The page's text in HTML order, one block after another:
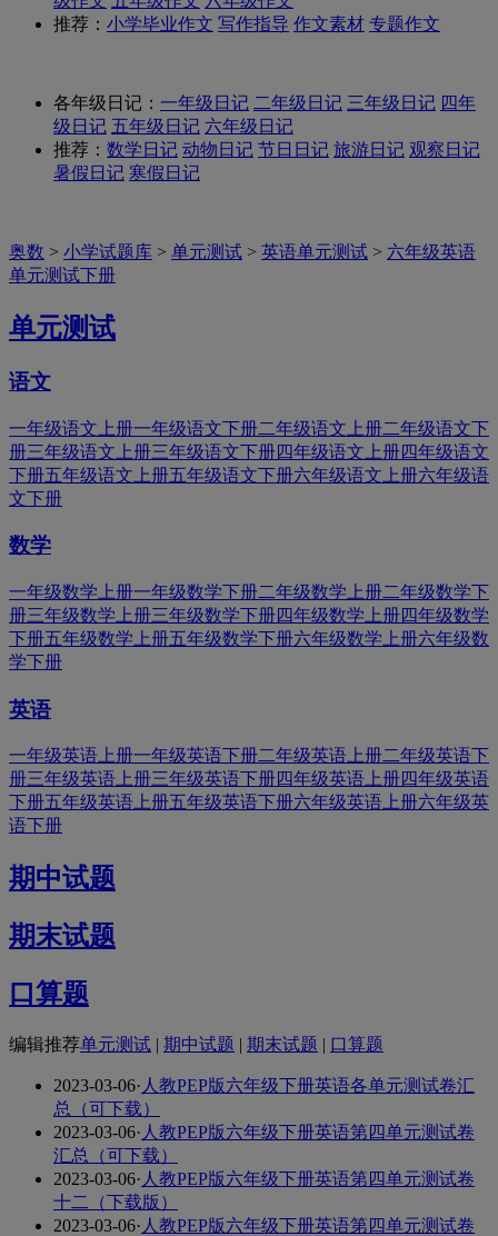
推荐： 小学毕业作文 写作指导 作文素材 专题作文
各年级日记： 一年级日记 二年级日记 三年级日记 四年
级日记 五年级日记 六年级日记
推荐： 数学日记 动物日记 节日日记 旅游日记 观察日记
暑假日记 寒假日记
奥数 > 小学试题库 > 单元测试 > 英语单元测试 > 六年级英语
单元测试下册
单元测试
语文
一年级语文上册一年级语文下册二年级语文上册二年级语文下
册三年级语文上册三年级语文下册四年级语文上册四年级语文
下册五年级语文上册五年级语文下册六年级语文上册六年级语
文下册
数学
一年级数学上册一年级数学下册二年级数学上册二年级数学下
册三年级数学上册三年级数学下册四年级数学上册四年级数学
下册五年级数学上册五年级数学下册六年级数学上册六年级数
学下册
英语
一年级英语上册一年级英语下册二年级英语上册二年级英语下
册三年级英语上册三年级英语下册四年级英语上册四年级英语
下册五年级英语上册五年级英语下册六年级英语上册六年级英
语下册
期中试题
期末试题
口算题
编辑推荐单元测试 | 期中试题 | 期末试题 | 口算题
2023-03-06· 人教PEP版六年级下册英语各单元测试卷汇
总（可下载）
2023-03-06· 人教PEP版六年级下册英语第四单元测试卷
汇总（可下载）
2023-03-06· 人教PEP版六年级下册英语第四单元测试卷
十二（下载版）
2023-03-06· 人教PEP版六年级下册英语第四单元测试卷